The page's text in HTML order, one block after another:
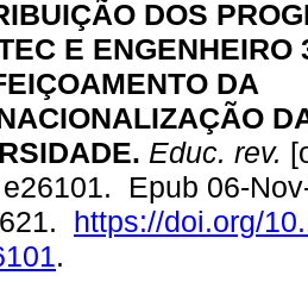
DOS
E ENGENHEIRO
DA
Educ. rev.
Epub 06-
https://doi.org/
.